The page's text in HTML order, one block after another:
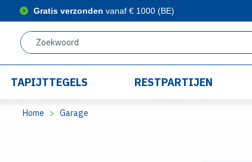
Gratis verzonden vanaf € 1000 (BE)
TAPIJTTEGELS RESTPARTIJEN
Home Garage